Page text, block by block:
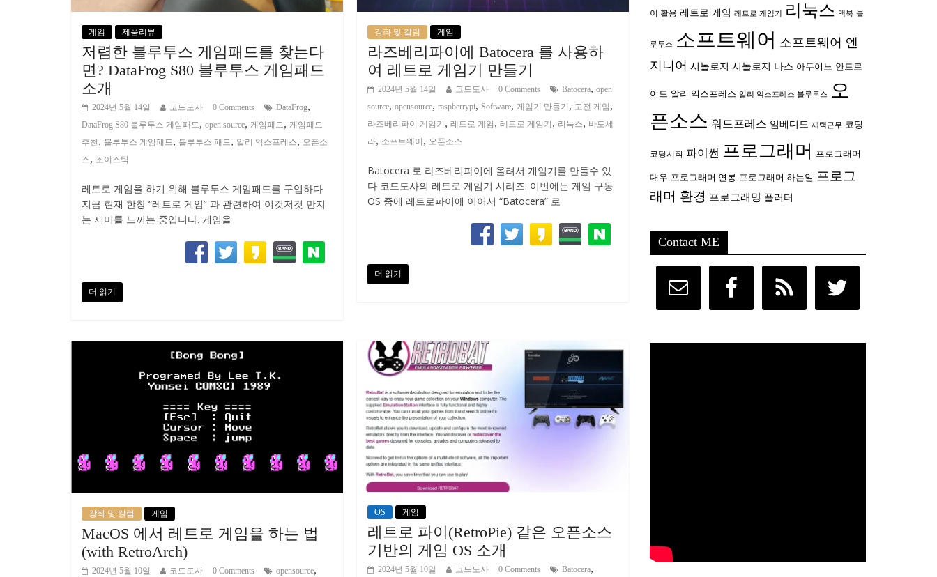
게임 제품리뷰
저렴한 블루투스 게임패드를 찾는다
면? DataFrog S80 블루투스 게임패드
소개
2024년 5월 14일 코드도사 0 Comments DataFrog,
DataFrog S80 블루투스 게임패드, open source, 게임패드, 게임패드
추천 , 블루투스 게임패드, 블루투스 패드, 알리 익스프레스, 오픈소
스, 조이스틱
레트로 게임을 하기 위해 블루투스 게임패드를 구입하다
지금 현재 한창 “레트로 게임” 과 관련하여 이것저것 만지
는 재미를 느끼는 중입니다. 게임을
더 읽기
강좌 및 칼럼 게임
라즈베리파이에 Batocera 를 사용하
여 레트로 게임기 만들기
2024년 5월 14일 코드도사 0 Comments Batocera,open
source,opensource,raspberrypi, Software,게임기 만들기 , 고전 게임 ,
라즈베리파이 게임기 ,레트로 게임 ,레트로 게임기 , 리눅스, 바토세
라, 소프트웨어 , 오픈소스
Batocera 로 라즈베리파이에 올려서 개임기를 만들수 있
다 코드도사의 레트로 게임기 시리즈. 이번에는 게임 구동
OS 중에 레트로파이에 이어서 “Batocera” 로
더 읽기
강좌 및 칼럼 게임
MacOS 에서 레트로 게임을 하는 법
(with RetroArch)
2024년 5월 10일 코드도사 0 Comments opensource,
OS 게임
레트로 파이(RetroPie) 같은 오픈소스
기반의 게임 OS 소개
2024년 5월 10일 코드도사 0 Comments Batocera,
이 활용 레트로 게임 레트로 게임기 리눅스 맥북 블
루투스 소프트웨어 소프트웨어 엔
지니어 시놀로지 시놀로지 나스 아두이노 안드로
이드 알리 익스프레스 알리 익스프레스 블루투스
오
픈소스 워드프레스 임베디드 재택근무 코딩
코딩시작 파이썬 프로그래머 프로그래머
대우 프로그래머 연봉 프로그래머 하는일 프로그
래머 환경 프로그래밍 플러터
Contact ME